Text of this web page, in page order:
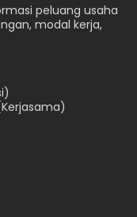
peluang usaha
modal kerja,